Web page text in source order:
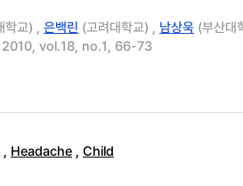
학교) , 은백린 (고려대학교) , 남상욱 (부산대
vol.18, no.1, 66-73
, Headache , Child